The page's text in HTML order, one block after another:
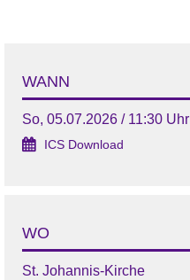
WANN
So, 05.07.2026 / 11:30 Uhr
ICS Download
WO
St. Johannis-Kirche